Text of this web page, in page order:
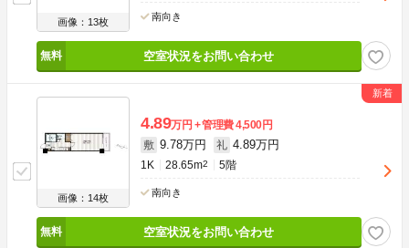
画像：13枚
南向き
空室状況をお問い合わせ
画像：14枚
4.89万円 管理費4,500円
敷 9.78万円 礼 4.89万円
1K 28.65m2 5階
南向き
空室状況をお問い合わせ